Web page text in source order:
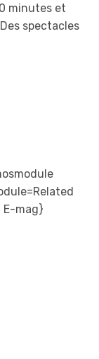
minutes et
spectacles
E-mag}